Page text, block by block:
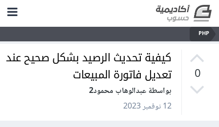
PHP
0
كيفية تحديث الرصيد بشكل صحيح عند
تعديل فاتورة المبيعات
بواسطة عبدالوهاب محمود2
12 نوفمبر 2023